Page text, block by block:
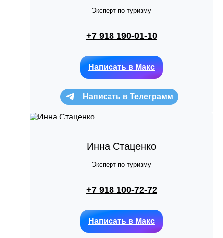
Эксперт по туризму
+7 918 190-01-10
Написать в Макс
Написать в Телеграмм
Инна Стаценко
Эксперт по туризму
+7 918 100-72-72
Написать в Макс